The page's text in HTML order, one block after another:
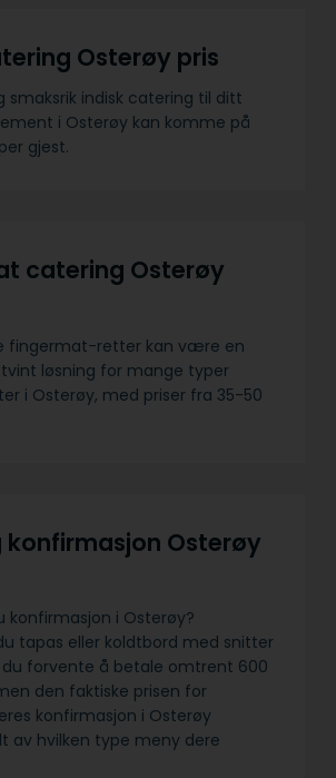
Osterøy pris
smaksrik indisk catering til ditt
i Osterøy kan komme på
gjest.
catering Osterøy
fingermat-retter kan være en
løsning for mange typer
i Osterøy, med priser fra 35-50
konfirmasjon Osterøy
konfirmasjon i Osterøy?
tapas eller koldtbord med snitter
du forvente å betale omtrent 600
den faktiske prisen for
konfirmasjon i Osterøy
av hvilken type meny dere